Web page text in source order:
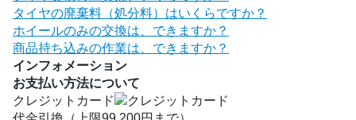
タイヤの廃棄料（処分料）はいくらですか？
ホイールのみの交換は、できますか？
商品持ち込みの作業は、できますか？
インフォメーション
お支払い方法について
クレジットカード